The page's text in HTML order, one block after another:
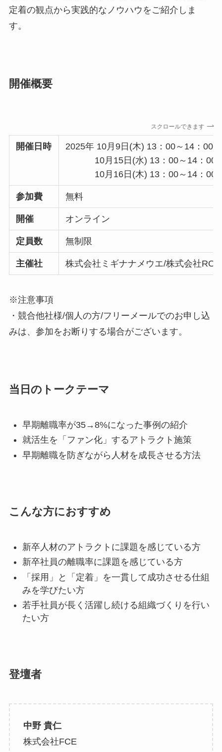
定着の観点から実践的なノウハウをご紹介しま
す。
開催概要
スクロールできます
開催日時
2025年 10月9日(木) 13：00～14：00
10月15日(水) 13：00～14：00
10月16日(木) 13：00～14：00
参加費 無料
開催 オンライン
定員数 無制限
主催社 株式会社ミギナナメウエ/株式会社ROC
※注意事項
・競合他社様/個人の方/フリーメールでのお申し込
みは、参加をお断りする場合がございます。
当日のトークテーマ
早期離職率が35→8%になった事例の紹介
就活生を「ファン化」するアトラクト施策
早期離職を防ぎながら人材を成長させる方法
こんな方におすすめ
新卒人材のアトラクトに課題を感じている方
新卒社員の離職率に課題を感じている方
「採用」と「定着」を一貫して成功させる仕組
みを学びたい方
若手社員が長く活躍し続ける組織づくりを行い
たい方
登壇者
中野 貴仁
株式会社FCE